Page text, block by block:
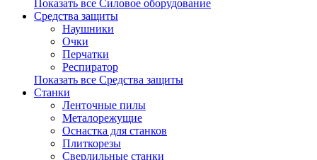
Показать все Силовое оборудование
Средства защиты
Наушники
Очки
Перчатки
Респиратор
Показать все Средства защиты
Станки
Ленточные пилы
Металорежущие
Оснастка для станков
Плиткорезы
Сверлильные станки